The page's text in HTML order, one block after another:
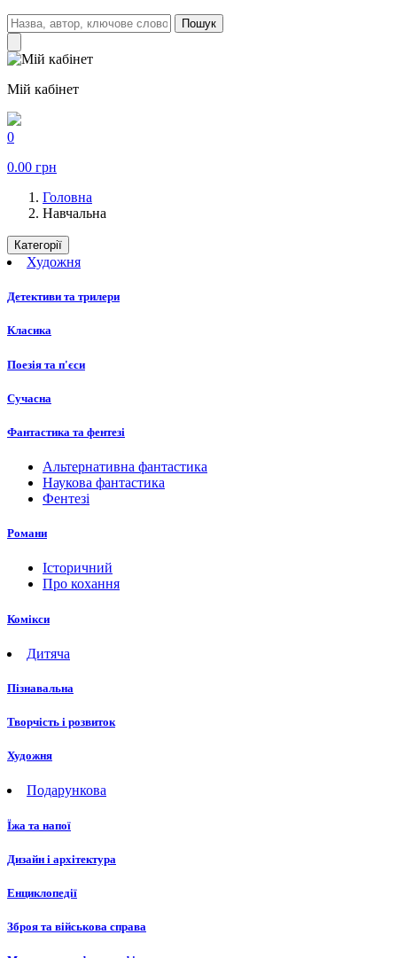
Пошук
Мій кабінет
0
0.00 грн
Головна
Навчальна
Категорії
Художня
Детективи та трилери
Класика
Поезія та п'єси
Сучасна
Фантастика та фентезі
Альтернативна фантастика
Наукова фантастика
Фентезі
Романи
Історичний
Про кохання
Комікси
Дитяча
Пізнавальна
Творчість і розвиток
Художня
Подарункова
Їжа та напої
Дизайн і архітектура
Енциклопедії
Зброя та військова справа